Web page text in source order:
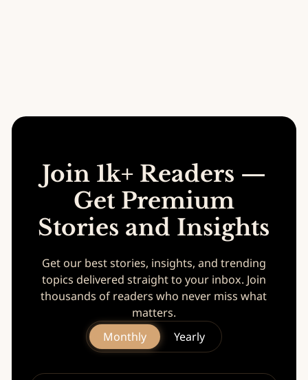
Join 1k+ Readers —
Get Premium
Stories and Insights
Get our best stories, insights, and trending
topics delivered straight to your inbox. Join
thousands of readers who never miss what
matters.
Monthly
Yearly